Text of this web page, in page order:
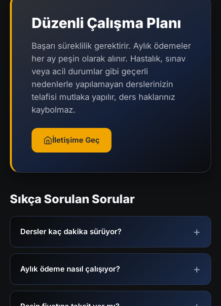
Düzenli Çalışma Planı
Başarı süreklilik gerektirir. Aylık ödemeler
her ay peşin olarak alınır. Hastalık, sınav
veya acil durumlar gibi geçerli
nedenlerle yapılamayan derslerinizin
telafisi mutlaka yapılır, ders haklarınız
kaybolmaz.
İletişime Geç
Sıkça Sorulan Sorular
Dersler kaç dakika sürüyor?
Aylık ödeme nasıl çalışıyor?